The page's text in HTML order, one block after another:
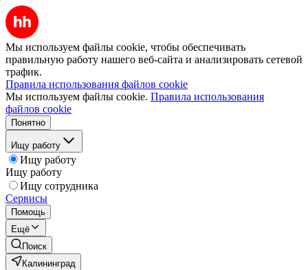
Мы используем файлы cookie, чтобы обеспечивать
правильную работу нашего веб-сайта и анализировать сетевой
трафик.
Правила использования файлов cookie
Мы используем файлы cookie. Правила использования
файлов cookie
Понятно
Ищу работу
Ищу работу
Ищу работу
Ищу сотрудника
Сервисы
Помощь
Ещё
Поиск
Калининград